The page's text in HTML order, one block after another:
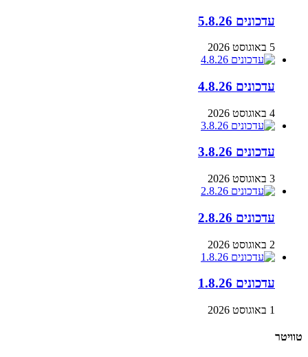
עדכונים 5.8.26
5 באוגוסט 2026
עדכונים 4.8.26
4 באוגוסט 2026
עדכונים 3.8.26
3 באוגוסט 2026
עדכונים 2.8.26
2 באוגוסט 2026
עדכונים 1.8.26
1 באוגוסט 2026
טוויטר